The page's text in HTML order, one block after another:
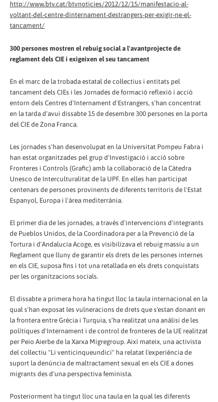
http://www.btv.cat/btvnoticies/2012/12/15/manifestacio-al-
voltant-del-centre-dinternament-destrangers-per-exigir-ne-el-
tancament/
300 persones mostren el rebuig social a l'avantprojecte de
reglament dels CIE i exigeixen el seu tancament
En el marc de la trobada estatal de col·lectius i entitats pel
tancament dels CIEs i les Jornades de formació reflexió i acció
entorn dels Centres d'Internament d'Estrangers, s'han concentrat
en la tarda d'avui dissabte 15 de desembre 300 persones en la porta
del CIE de Zona Franca.
Les jornades s'han desenvolupat en la Universitat Pompeu Fabra i
han estat organitzades pel grup d'Investigació i acció sobre
Fronteres i Controls (Grafic) amb la col·laboració de la Càtedra
Unesco de Interculturalitat de la UPF. En elles han participat
centenars de persones provinents de diferents territoris de l'Estat
Espanyol, Europa i l'àrea mediterrània.
El primer dia de les jornades, a través d'intervencions d'integrants
de Pueblos Unidos, de la Coordinadora per a la Prevenció de la
Tortura i d'Andalucia Acoge, es visibilizava el rebuig massiu a un
Reglament que lluny de garantir els drets de les persones internes
en els CIE, suposa fins i tot una retallada en els drets conquistats
per les organitzacions socials.
El dissabte a primera hora ha tingut lloc la taula internacional en la
qual s'han exposat les vulneracions de drets que s'estan donant en
la frontera entre Grècia i Turquia, s'ha realitzat una anàlisi de les
polítiques d'Internament i de control de fronteres de la UE realitzat
per Peio Aierbe de la Xarxa Migregroup. Així mateix, una activista
del col·lectiu "Li venticinqueundici" ha relatat l'experiència de
suport la denúncia de maltractament sexual en els CIE a dones
migrants des d'una perspectiva feminista.
Posteriorment ha tingut lloc una taula en la qual les diferents